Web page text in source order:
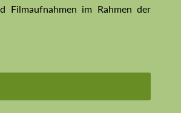
Filmaufnahmen im Rahmen der